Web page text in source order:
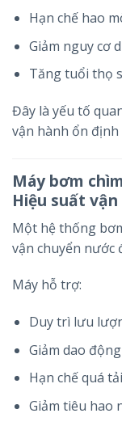
Hạn chế hao
Giảm nguy cơ
Tăng tuổi thọ
Đây là yếu tố
vận hành ổn định
Máy bơm
Hiệu suất
Một hệ thống
vận chuyển nước
Máy hỗ trợ:
Duy trì lưu
Giảm dao
Hạn chế quá
Giảm tiêu hao